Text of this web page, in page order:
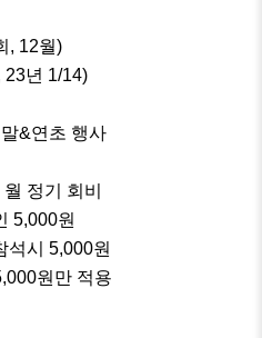
, 12월)
년 1/14)
&연초 행사
정기 회비
석시 5,000원